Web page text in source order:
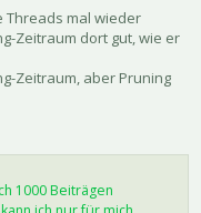
Threads mal wieder
Zeitraum dort gut, wie er
Zeitraum, aber Pruning
1000 Beiträgen